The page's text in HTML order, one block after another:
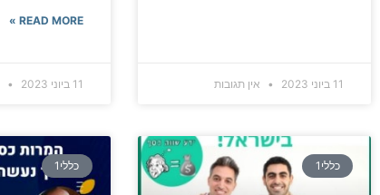
11 ביוני 2023 אין תגובות
READ MORE »
11 ביוני 2023
כללי1 כללי1